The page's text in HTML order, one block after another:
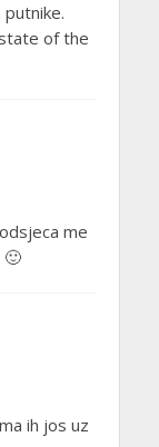
of the
me
ih jos uz